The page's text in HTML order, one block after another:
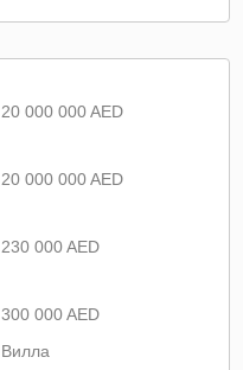
20 000 000 AED
20 000 000 AED
230 000 AED
300 000 AED
Вилла